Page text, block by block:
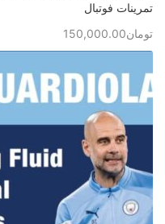
تمرینات فوتبال
تومان150,000.00